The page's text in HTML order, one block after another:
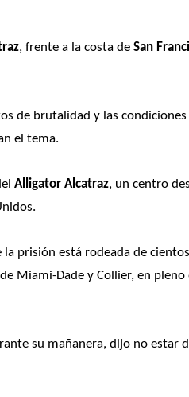
, frente a la costa de San
de brutalidad y las condiciones
el tema.
Alligator Alcatraz, un centro
la prisión está rodeada de
Miami-Dade y Collier, en pleno
su mañanera, dijo no estar